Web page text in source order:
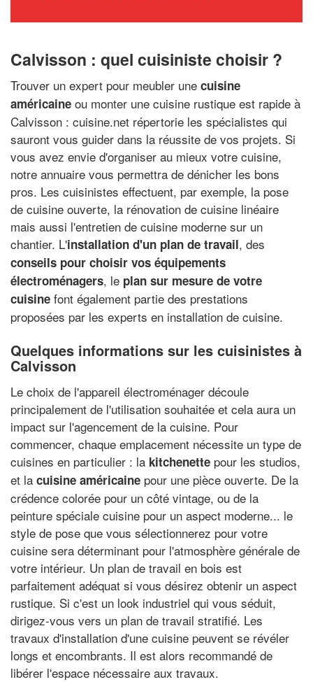
Calvisson : quel cuisiniste choisir ?
Trouver un expert pour meubler une cuisine
américaine ou monter une cuisine rustique est rapide à
Calvisson : cuisine.net répertorie les spécialistes qui
sauront vous guider dans la réussite de vos projets. Si
vous avez envie d'organiser au mieux votre cuisine,
notre annuaire vous permettra de dénicher les bons
pros. Les cuisinistes effectuent, par exemple, la pose
de cuisine ouverte, la rénovation de cuisine linéaire
mais aussi l'entretien de cuisine moderne sur un
chantier. L'installation d'un plan de travail, des
conseils pour choisir vos équipements
électroménagers, le plan sur mesure de votre
cuisine font également partie des prestations
proposées par les experts en installation de cuisine.
Quelques informations sur les cuisinistes à
Calvisson
Le choix de l'appareil électroménager découle
principalement de l'utilisation souhaitée et cela aura un
impact sur l'agencement de la cuisine. Pour
commencer, chaque emplacement nécessite un type de
cuisines en particulier : la kitchenette pour les studios,
et la cuisine américaine pour une pièce ouverte. De la
crédence colorée pour un côté vintage, ou de la
peinture spéciale cuisine pour un aspect moderne... le
style de pose que vous sélectionnerez pour votre
cuisine sera déterminant pour l'atmosphère générale de
votre intérieur. Un plan de travail en bois est
parfaitement adéquat si vous désirez obtenir un aspect
rustique. Si c'est un look industriel qui vous séduit,
dirigez-vous vers un plan de travail stratifié. Les
travaux d'installation d'une cuisine peuvent se révéler
longs et encombrants. Il est alors recommandé de
libérer l'espace nécessaire aux travaux.